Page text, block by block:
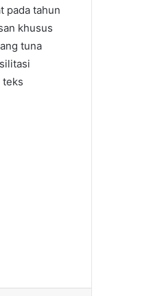
pada tahun
khusus
tuna
teks